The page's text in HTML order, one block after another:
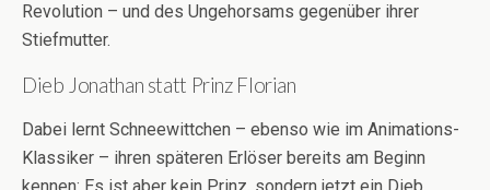
Revolution – und des Ungehorsams gegenüber ihrer
Stiefmutter.
Dieb Jonathan statt Prinz Florian
Dabei lernt Schneewittchen – ebenso wie im Animations-
Klassiker – ihren späteren Erlöser bereits am Beginn